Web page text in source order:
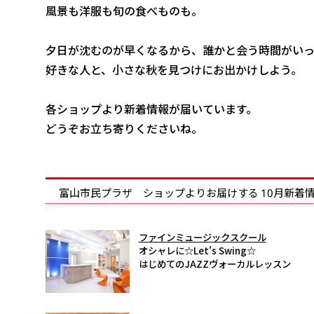
風景も洋服も旬の食べものも。
夕日が沈むのが早くなるから、誰かと会う時間がいっ
好きな人と、小さな秋を見つけにお出かけしよう。
各ショップより新着情報が届いています。
どうぞお立ち寄りくださいね。
富山市民プラザ ショップよりお届けする 10月新着
ファインミュージックスクール
オシャレに☆Let's Swing☆
はじめてのJAZZヴォーカルレッスン